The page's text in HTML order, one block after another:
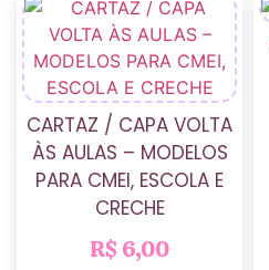
CARTAZ / CAPA VOLTA
ÀS AULAS – MODELOS
PARA CMEI, ESCOLA E
CRECHE
R$ 6,00